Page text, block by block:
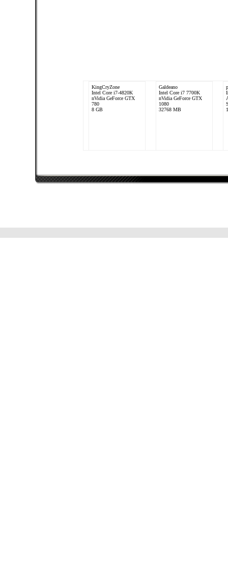
KingCryZone
Intel Core i7-4820K
nVidia GeForce GTX
780
8 GB
Galdeano
Intel Core i7 7700K
nVidia GeForce GTX
1080
32768 MB
nVidia GeForce GTX
260
285